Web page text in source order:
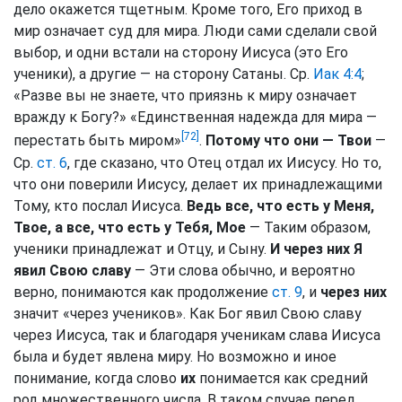
дело окажется тщетным. Кроме того, Его приход в
мир означает суд для мира. Люди сами сделали свой
выбор, и одни встали на сторону Иисуса (это Его
ученики), а другие — на сторону Сатаны. Ср. Иак 4:4;
«Разве вы не знаете, что приязнь к миру означает
вражду к Богу?» «Единственная надежда для мира —
перестать быть миром» [72] . Потому что они — Твои —
Ср. ст. 6, где сказано, что Отец отдал их Иисусу. Но то,
что они поверили Иисусу, делает их принадлежащими
Тому, кто послал Иисуса. Ведь все, что есть у Меня,
Твое, а все, что есть у Тебя, Мое — Таким образом,
ученики принадлежат и Отцу, и Сыну. И через них Я
явил Свою славу — Эти слова обычно, и вероятно
верно, понимаются как продолжение ст. 9, и через них
значит «через учеников». Как Бог явил Свою славу
через Иисуса, так и благодаря ученикам слава Иисуса
была и будет явлена миру. Но возможно и иное
понимание, когда слово их понимается как средний